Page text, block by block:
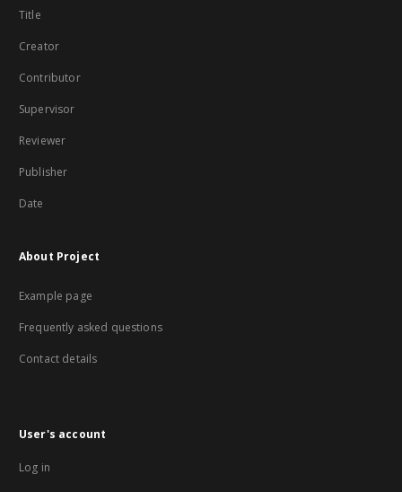
Title
Creator
Contributor
Supervisor
Reviewer
Publisher
Date
About Project
Example page
Frequently asked questions
Contact details
User's account
Log in